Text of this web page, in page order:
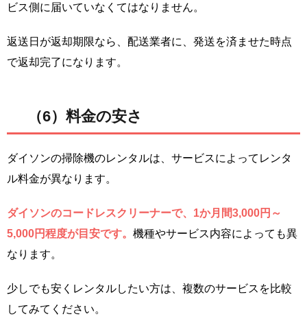
ビス側に届いていなくてはなりません。
返送日が返却期限なら、配送業者に、発送を済ませた時点
で返却完了になります。
（6）料金の安さ
ダイソンの掃除機のレンタルは、サービスによってレンタ
ル料金が異なります。
ダイソンのコードレスクリーナーで、1か月間3,000円～
5,000円程度が目安です。 機種やサービス内容によっても異
なります。
少しでも安くレンタルしたい方は、複数のサービスを比較
してみてください。